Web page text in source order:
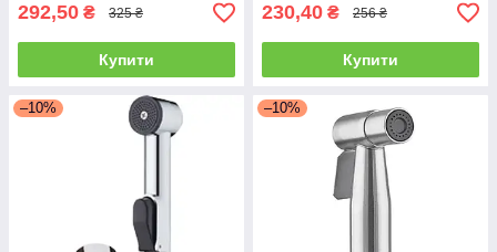
292,50 ₴ 325 ₴
Купити
230,40 ₴ 256 ₴
Купити
–10% –10%